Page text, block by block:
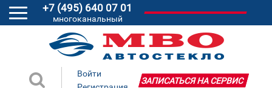
+7 (495) 640 07 01
многоканальный
Войти
ЗАПИСАТЬСЯ НА СЕРВИС